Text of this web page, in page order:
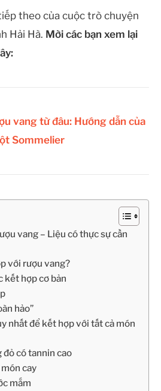
theo của cuộc trò chuyện
Hải Hà. Mời các bạn xem lại
vang từ đâu: Hướng dẫn của
Sommelier
vang – Liệu có thực sự cần
với rượu vang?
kết hợp cơ bản
hảo”
nhất để kết hợp với tất cả món
có tannin cao
cay
mắm